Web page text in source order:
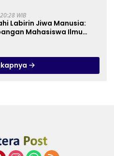
WIB
Labirin Jiwa Manusia:
Mahasiswa Ilmu